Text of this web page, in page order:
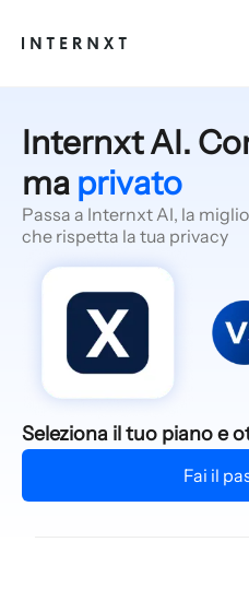
Internxt AI.
ma privato
Passa a Internxt AI, la
che rispetta la tua privacy
Seleziona il tuo piano e
Fai il